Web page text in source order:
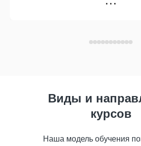
верное направление, а ответы на
Виды и
курсов
Наша модель обучения